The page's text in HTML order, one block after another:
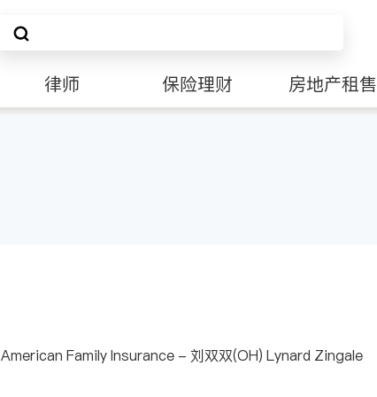
律师 保险理财 房地产租售
American Family Insurance - 刘双双(OH) Lynard Zingale